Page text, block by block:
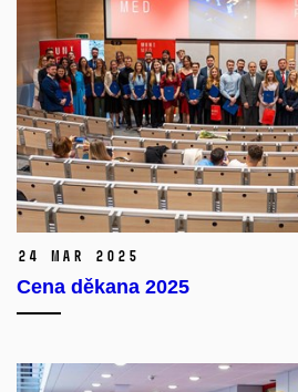
24 Mar 2025
Cena děkana 2025